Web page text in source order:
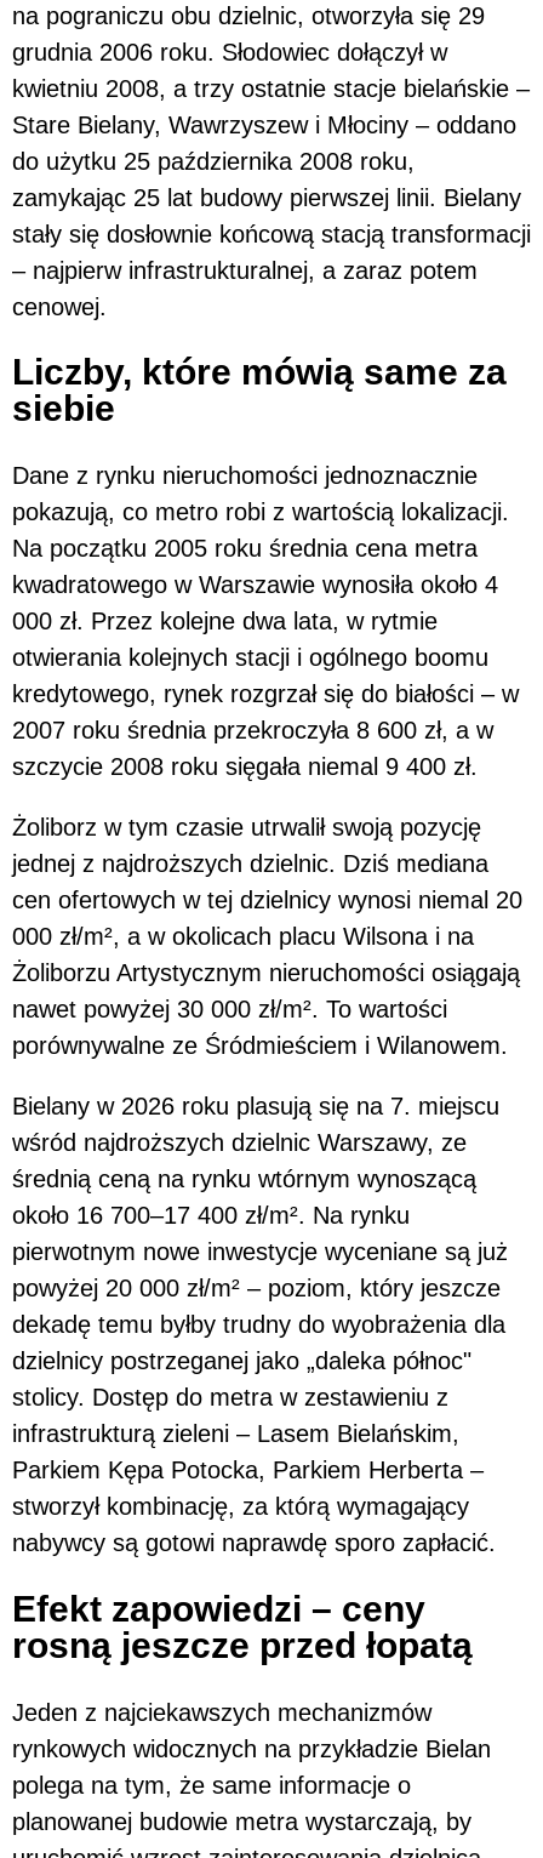
na pograniczu obu dzielnic, otworzyła się 29
grudnia 2006 roku. Słodowiec dołączył w
kwietniu 2008, a trzy ostatnie stacje bielańskie –
Stare Bielany, Wawrzyszew i Młociny – oddano
do użytku 25 października 2008 roku,
zamykając 25 lat budowy pierwszej linii. Bielany
stały się dosłownie końcową stacją transformacji
– najpierw infrastrukturalnej, a zaraz potem
cenowej.
Liczby, które mówią same za
siebie
Dane z rynku nieruchomości jednoznacznie
pokazują, co metro robi z wartością lokalizacji.
Na początku 2005 roku średnia cena metra
kwadratowego w Warszawie wynosiła około 4
000 zł. Przez kolejne dwa lata, w rytmie
otwierania kolejnych stacji i ogólnego boomu
kredytowego, rynek rozgrzał się do białości – w
2007 roku średnia przekroczyła 8 600 zł, a w
szczycie 2008 roku sięgała niemal 9 400 zł.
Żoliborz w tym czasie utrwalił swoją pozycję
jednej z najdroższych dzielnic. Dziś mediana
cen ofertowych w tej dzielnicy wynosi niemal 20
000 zł/m², a w okolicach placu Wilsona i na
Żoliborzu Artystycznym nieruchomości osiągają
nawet powyżej 30 000 zł/m². To wartości
porównywalne ze Śródmieściem i Wilanowem.
Bielany w 2026 roku plasują się na 7. miejscu
wśród najdroższych dzielnic Warszawy, ze
średnią ceną na rynku wtórnym wynoszącą
około 16 700–17 400 zł/m². Na rynku
pierwotnym nowe inwestycje wyceniane są już
powyżej 20 000 zł/m² – poziom, który jeszcze
dekadę temu byłby trudny do wyobrażenia dla
dzielnicy postrzeganej jako „daleka północ"
stolicy. Dostęp do metra w zestawieniu z
infrastrukturą zieleni – Lasem Bielańskim,
Parkiem Kępa Potocka, Parkiem Herberta –
stworzył kombinację, za którą wymagający
nabywcy są gotowi naprawdę sporo zapłacić.
Efekt zapowiedzi – ceny
rosną jeszcze przed łopatą
Jeden z najciekawszych mechanizmów
rynkowych widocznych na przykładzie Bielan
polega na tym, że same informacje o
planowanej budowie metra wystarczają, by